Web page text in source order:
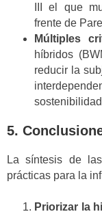
III el que
frente de
Múltiples
híbridos
reducir la
5.
La síntesis de
prácticas para la
Priorizar la